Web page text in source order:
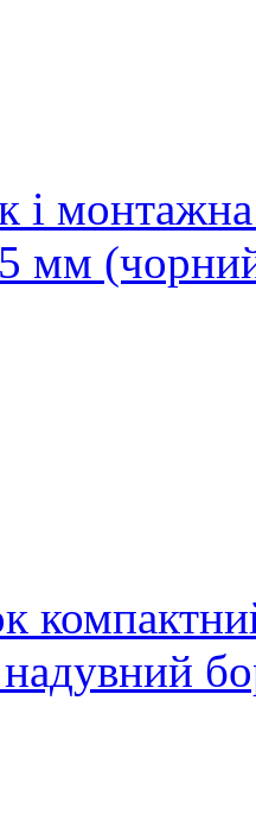
і
мм